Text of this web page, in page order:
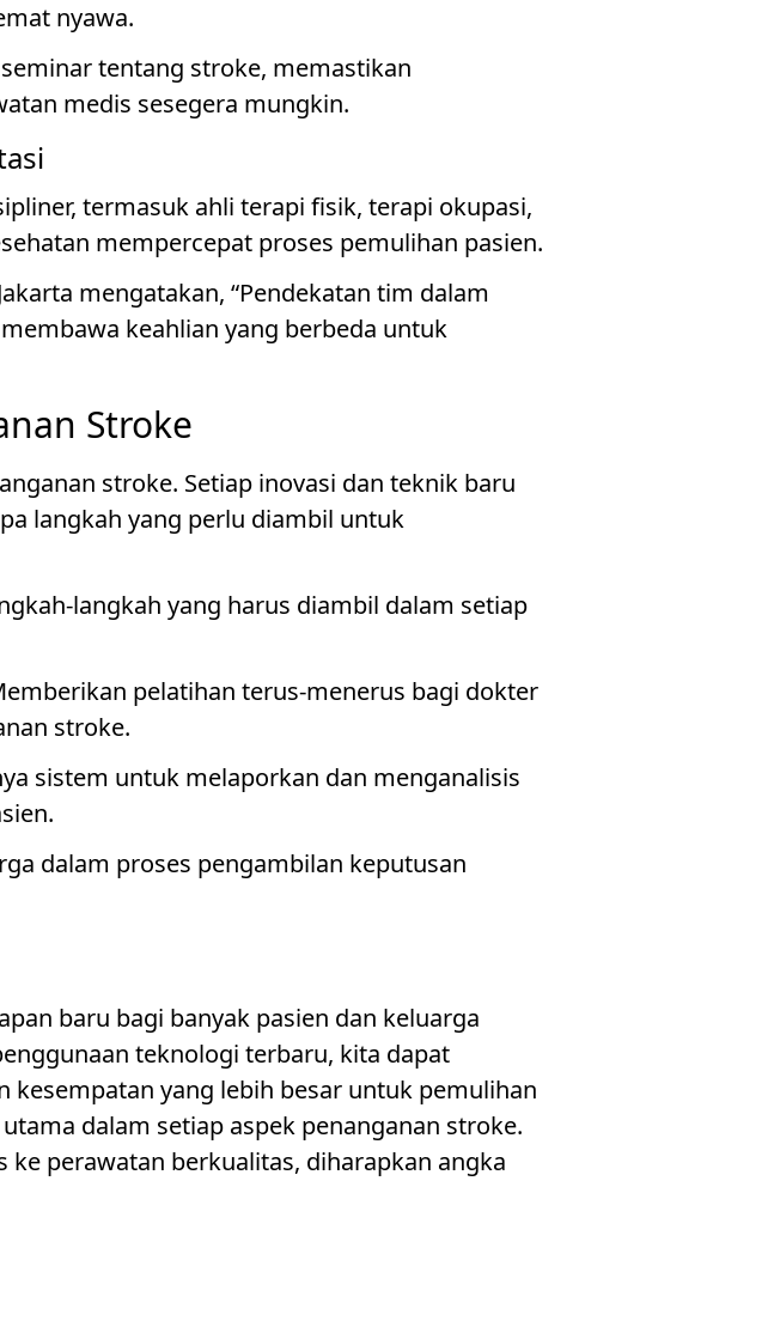
nyawa.
tentang stroke, memastikan
medis sesegera mungkin.
termasuk ahli terapi fisik, terapi okupasi,
mempercepat proses pemulihan pasien.
mengatakan, “Pendekatan tim dalam
keahlian yang berbeda untuk
Stroke
stroke. Setiap inovasi dan teknik baru
langkah yang perlu diambil untuk
langkah yang harus diambil dalam setiap
pelatihan terus-menerus bagi dokter
stroke.
sistem untuk melaporkan dan menganalisis
dalam proses pengambilan keputusan
baru bagi banyak pasien dan keluarga
teknologi terbaru, kita dapat
yang lebih besar untuk pemulihan
dalam setiap aspek penanganan stroke.
ke perawatan berkualitas, diharapkan angka